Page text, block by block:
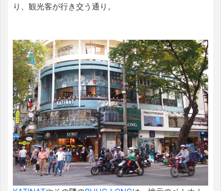
り、観光客が行き交う通り。